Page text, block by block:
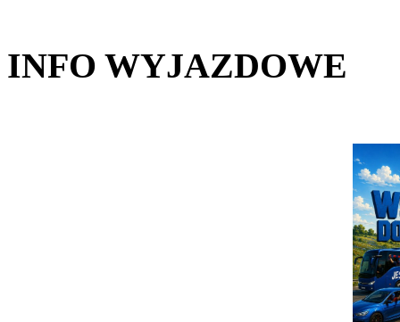
INFO WYJAZDOWE